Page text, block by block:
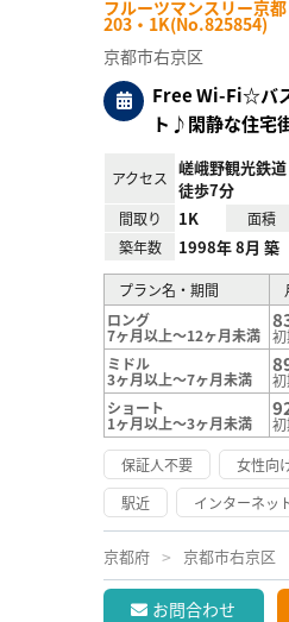
フルーツマンスリー京
203・1K(No.825854)
京都市右京区
Free Wi-Fi☆バ
ト♪閑静な住宅
アクセス
嵯峨野観光鉄道
徒歩7分
間取り 1K 面積
築年数 1998年 8月 築
プラン名・期間
ロング
7ヶ月以上～12ヶ月未満
ミドル
3ヶ月以上～7ヶ月未満
ショート
1ヶ月以上～3ヶ月未満
保証人不要
女性向
駅近
インターネッ
京都府 京都市右京区
お問合わせ